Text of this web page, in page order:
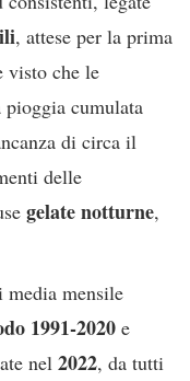
, attese per la prima
visto che le
cumulata
di circa il
delle
gelate notturne,
mensile
1991-2020 e
nel 2022, da tutti